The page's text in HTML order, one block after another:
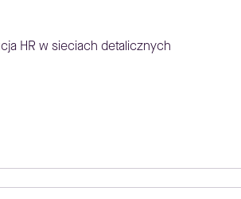
HR w sieciach detalicznych